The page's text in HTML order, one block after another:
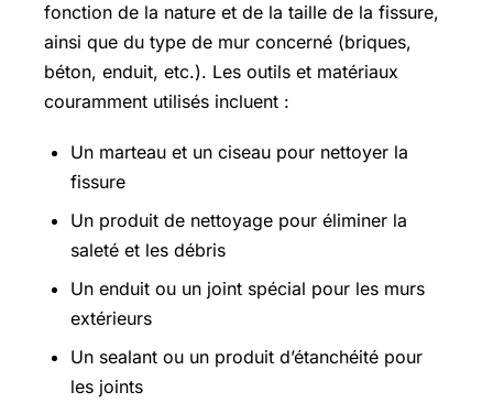
fonction de la nature et de la taille de la fissure,
ainsi que du type de mur concerné (briques,
béton, enduit, etc.). Les outils et matériaux
couramment utilisés incluent :
Un marteau et un ciseau pour nettoyer la
fissure
Un produit de nettoyage pour éliminer la
saleté et les débris
Un enduit ou un joint spécial pour les murs
extérieurs
Un sealant ou un produit d’étanchéité pour
les joints